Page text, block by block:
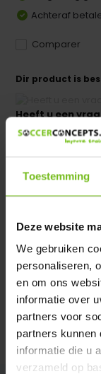
Toestemming
Deze website
We gebruiken
personaliseren,
en om ons
informatie over
partners voor
partners kunnen
informatie die u
verzameld op
Achteraf
Comparer
Dir product is
Heeft u een
We helpen u
Spécifications
Évaluations
Partager